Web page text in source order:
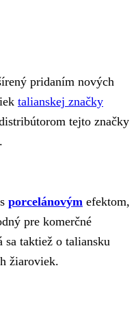
pridaním nových
talianskej značky
tejto značky
porcelánovým efektom,
pre komerčné
sa taktiež o taliansku
žiaroviek.